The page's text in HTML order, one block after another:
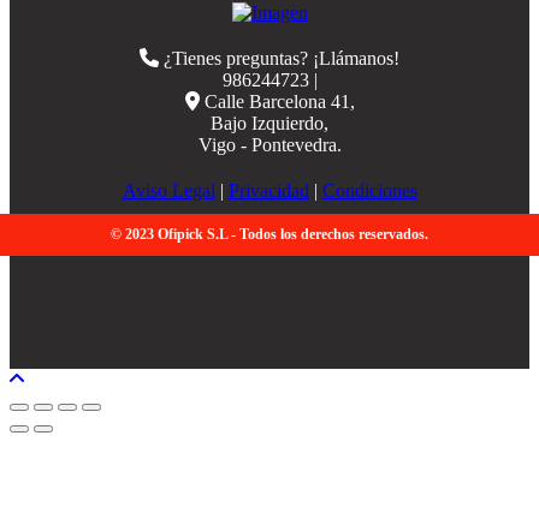
¿Tienes preguntas? ¡Llámanos!
986244723 |
Calle Barcelona 41,
Bajo Izquierdo,
Vigo - Pontevedra.
Aviso Legal | Privacidad | Condiciones
© 2023 Ofipick S.L - Todos los derechos reservados.